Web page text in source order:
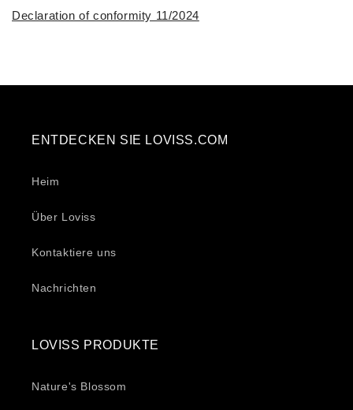
Declaration of conformity 11/2024
ENTDECKEN SIE LOVISS.COM
Heim
Über Loviss
Kontaktiere uns
Nachrichten
LOVISS PRODUKTE
Nature's Blossom